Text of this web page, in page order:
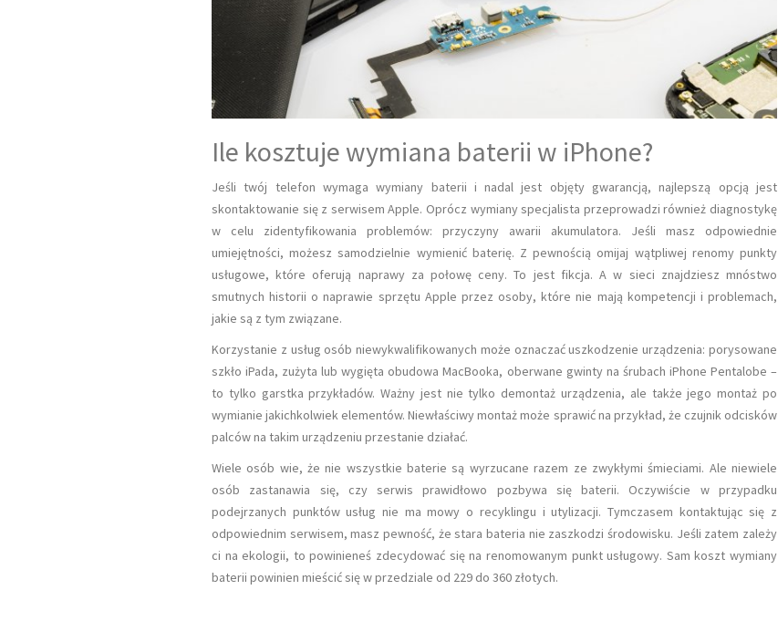
Ile kosztuje wymiana baterii w iPhone?
Jeśli twój telefon wymaga wymiany baterii i nadal jest objęty gwarancją, najlepszą opcją jest
skontaktowanie się z serwisem Apple. Oprócz wymiany specjalista przeprowadzi również diagnostykę
w celu zidentyfikowania problemów: przyczyny awarii akumulatora. Jeśli masz odpowiednie
umiejętności, możesz samodzielnie wymienić baterię. Z pewnością omijaj wątpliwej renomy punkty
usługowe, które oferują naprawy za połowę ceny. To jest fikcja. A w sieci znajdziesz mnóstwo
smutnych historii o naprawie sprzętu Apple przez osoby, które nie mają kompetencji i problemach,
jakie są z tym związane.
Korzystanie z usług osób niewykwalifikowanych może oznaczać uszkodzenie urządzenia: porysowane
szkło iPada, zużyta lub wygięta obudowa MacBooka, oberwane gwinty na śrubach iPhone Pentalobe –
to tylko garstka przykładów. Ważny jest nie tylko demontaż urządzenia, ale także jego montaż po
wymianie jakichkolwiek elementów. Niewłaściwy montaż może sprawić na przykład, że czujnik odcisków
palców na takim urządzeniu przestanie działać.
Wiele osób wie, że nie wszystkie baterie są wyrzucane razem ze zwykłymi śmieciami. Ale niewiele
osób zastanawia się, czy serwis prawidłowo pozbywa się baterii. Oczywiście w przypadku
podejrzanych punktów usług nie ma mowy o recyklingu i utylizacji. Tymczasem kontaktując się z
odpowiednim serwisem, masz pewność, że stara bateria nie zaszkodzi środowisku. Jeśli zatem zależy
ci na ekologii, to powinieneś zdecydować się na renomowanym punkt usługowy. Sam koszt wymiany
baterii powinien mieścić się w przedziale od 229 do 360 złotych.